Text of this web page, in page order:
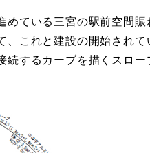
めている三宮の駅前空間
、これと建設の開始され
続するカーブを描くスロ